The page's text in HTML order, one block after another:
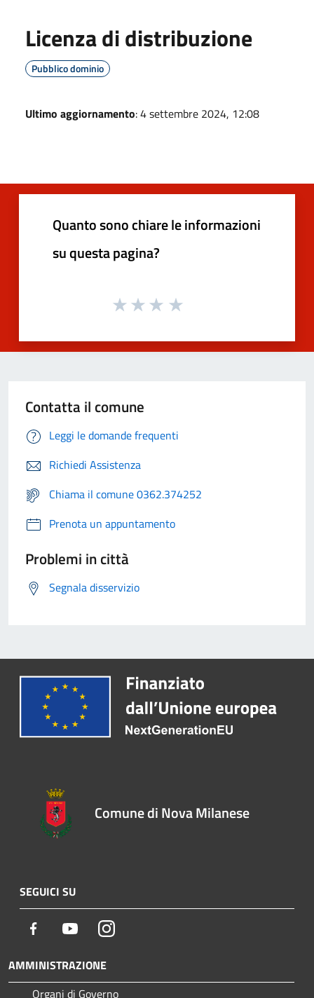
Licenza di distribuzione
Pubblico dominio
Ultimo aggiornamento: 4 settembre 2024, 12:08
Quanto sono chiare le informazioni
su questa pagina?
Contatta il comune
Leggi le domande frequenti
Richiedi Assistenza
Chiama il comune 0362.374252
Prenota un appuntamento
Problemi in città
Segnala disservizio
Comune di Nova Milanese
SEGUICI SU
Facebook YoutubeInstagram
AMMINISTRAZIONE
Organi di Governo